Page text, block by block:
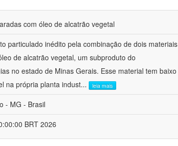
com óleo de alcatrão vegetal
particulado inédito pela combinação de dois materiais
de alcatrão vegetal, um subproduto do
no estado de Minas Gerais. Esse material tem baixo
na própria planta indust... leia mais
- MG - Brasil
BRT 2026